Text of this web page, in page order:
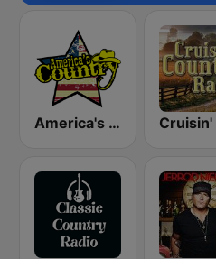
America's Country